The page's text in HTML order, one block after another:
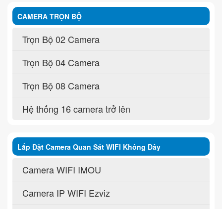
CAMERA TRỌN BỘ
Trọn Bộ 02 Camera
Trọn Bộ 04 Camera
Trọn Bộ 08 Camera
Hệ thống 16 camera trở lên
Lắp Đặt Camera Quan Sát WIFI Không Dây
Camera WIFI IMOU
Camera IP WIFI Ezviz